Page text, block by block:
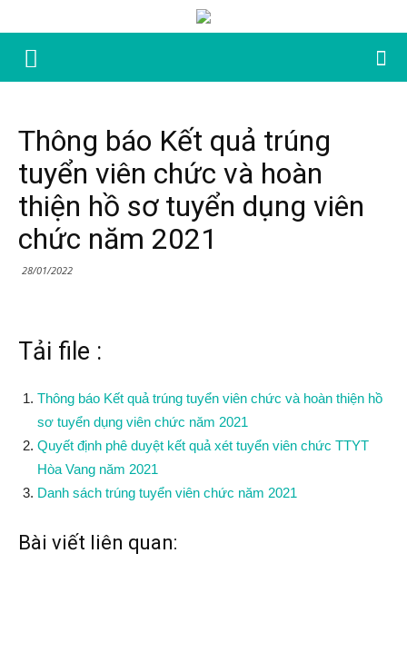
Thông báo Kết quả trúng
tuyển viên chức và hoàn
thiện hồ sơ tuyển dụng viên
chức năm 2021
28/01/2022
Tải file :
Thông báo Kết quả trúng tuyển viên chức và hoàn thiện hồ
sơ tuyển dụng viên chức năm 2021
Quyết định phê duyệt kết quả xét tuyển viên chức TTYT
Hòa Vang năm 2021
Danh sách trúng tuyển viên chức năm 2021
Bài viết liên quan: